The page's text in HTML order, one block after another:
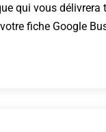
qui vous
fiche Google